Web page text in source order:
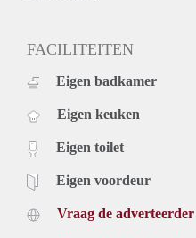
FACILITEITEN
Eigen badkamer
Eigen keuken
Eigen toilet
Eigen voordeur
Vraag de adverteerder